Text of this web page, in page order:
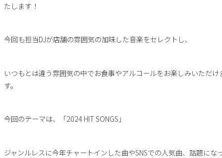
たします！
今回も担当DJが店舗の雰囲気の加味した音楽をセレクトし、
いつもとは違う雰囲気の中でお食事やアルコールをお楽しみいただけ
す。
今回のテーマは、「2024 HIT SONGS」
ジャンルレスに今年チャートインした曲やSNSでの人気曲、話題にな